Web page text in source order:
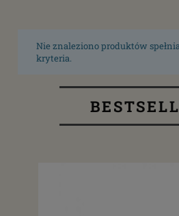
Nie znaleziono produktów
kryteria.